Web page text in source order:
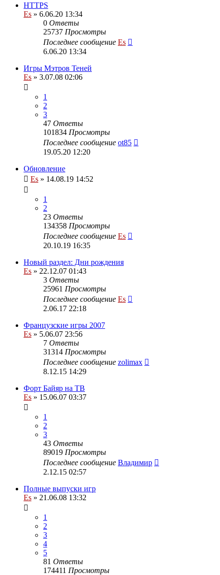
HTTPS
Es » 6.06.20 13:34
0 Ответы
25737 Просмотры
Последнее сообщение Es
6.06.20 13:34
Игры Мэтров Теней
Es » 3.07.08 02:06
1
2
3
47 Ответы
101834 Просмотры
Последнее сообщение ot85
19.05.20 12:20
Обновление
Es » 14.08.19 14:52
1
2
23 Ответы
134358 Просмотры
Последнее сообщение Es
20.10.19 16:35
Новый раздел: Дни рождения
Es » 22.12.07 01:43
3 Ответы
25961 Просмотры
Последнее сообщение Es
2.06.17 22:18
Французские игры 2007
Es » 5.06.07 23:56
7 Ответы
31314 Просмотры
Последнее сообщение zolimax
8.12.15 14:29
Форт Байяр на ТВ
Es » 15.06.07 03:37
1
2
3
43 Ответы
89019 Просмотры
Последнее сообщение Владимир
2.12.15 02:57
Полные выпуски игр
Es » 21.06.08 13:32
1
2
3
4
5
81 Ответы
174411 Просмотры